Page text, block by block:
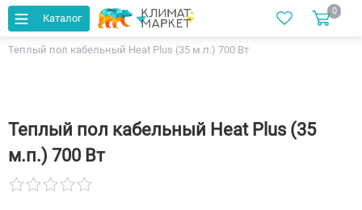
Каталог
0
Главная Каталог Теплый пол
Теплый пол кабельный Heat Plus (35 м.п.) 700 Вт
Теплый пол кабельный Heat Plus (35
м.п.) 700 Вт